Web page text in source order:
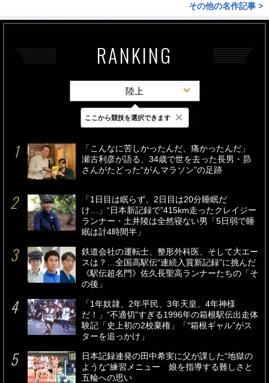
その他の名作記事 >
RANKING
陸上
最新 24時間 週間
「こんなに苦しかったんだ、痛かったんだ」
瀬古利彦が語る、34歳で世を去った長男・昴
さんがたどった“がんマラソン”の足跡
「1日目は眠らず、2日目は20分睡眠だ
け…」“日本新記録で”415km走ったクレイジー
ランナー・土井陵は全然寝ない男「5日弱で睡
眠は計4時間半」
鉄道会社の運転士、整形外科医、そして大エー
スは？…全国高駅伝“連続入賞新記録”に挑んだ
《駅伝超名門》佐久長聖高ランナーたちの「そ
の後」
「1年奴隷、2年平民、3年天皇、4年神様
だ！」“不適切”すぎる1996年の箱根駅伝出走体
験記「史上初の2校棄権」「“箱根ギャル”がス
ターを追っかけ」
日本記録連発の田中希実に父が課した“地獄の
ような”練習メニュー 娘を指導する難しさと
五輪への思い
ここから競技を選択できます ×